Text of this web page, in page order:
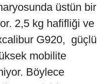
üstün bir
2,5 kg hafifliği ve
G920, güçlü
mobilite
Böylece